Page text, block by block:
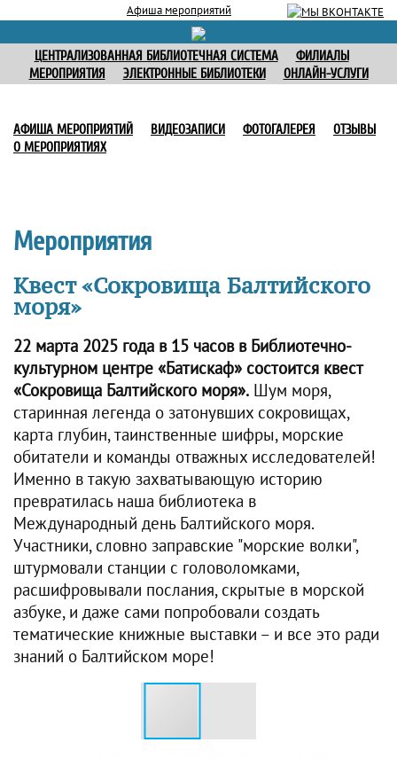
Афиша мероприятий
ЦЕНТРАЛИЗОВАННАЯ БИБЛИОТЕЧНАЯ СИСТЕМА
ФИЛИАЛЫ
МЕРОПРИЯТИЯ
ЭЛЕКТРОННЫЕ БИБЛИОТЕКИ ОНЛАЙН-УСЛУГИ
АФИША МЕРОПРИЯТИЙ ВИДЕОЗАПИСИ ФОТОГАЛЕРЕЯ
ОТЗЫВЫ
О МЕРОПРИЯТИЯХ
Мероприятия
Квест «Сокровища Балтийского
моря»
22 марта 2025 года в 15 часов в Библиотечно-
культурном центре «Батискаф» состоится квест
«Сокровища Балтийского моря». Шум моря,
старинная легенда о затонувших сокровищах,
карта глубин, таинственные шифры, морские
обитатели и команды отважных исследователей!
Именно в такую захватывающую историю
превратилась наша библиотека в
Международный день Балтийского моря.
Участники, словно заправские "морские волки",
штурмовали станции с головоломками,
расшифровывали послания, скрытые в морской
азбуке, и даже сами попробовали создать
тематические книжные выставки – и все это ради
знаний о Балтийском море!